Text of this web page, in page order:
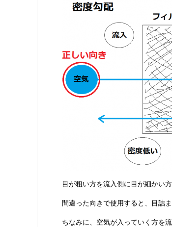
目が粗い方を流入側に目が細かい
間違った向きで使用すると、目詰
ちなみに、空気が入っていく方を